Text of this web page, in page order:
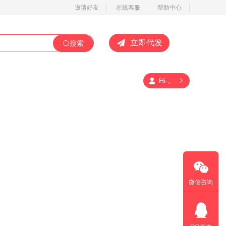
邀请好友 在线客服 帮助中心
搜索 立即代发
Hi，
微信咨询